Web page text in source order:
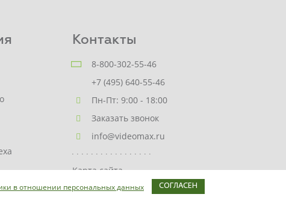
Контакты
8-800-302-55-46
+7 (495) 640-55-46
Пн-Пт: 9:00 - 18:00
Заказать звонок
info@videomax.ru
Карта сайта
в отношении персональных данных СОГЛАСЕН